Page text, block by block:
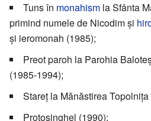
Tuns în monahism la Sfânta
primind numele de Nicodim și
și ieromonah (1985);
Preot paroh la Parohia
(1985-1994);
Stareț la Mănăstirea
Protosinghel (1990);